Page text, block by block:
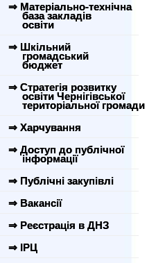
⇒ Матеріально-технічна
база закладів
освіти
⇒ Шкільний
громадський
бюджет
⇒ Стратегія розвитку
освіти Чернігівської
територіальної громади
⇒ Харчування
⇒ Доступ до публічної
інформації
⇒ Публічні закупівлі
⇒ Вакансії
⇒ Реєстрація в ДНЗ
⇒ ІРЦ